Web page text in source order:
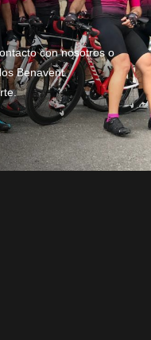
con nosotros o
Benavent